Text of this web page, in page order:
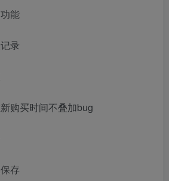
能
录
购买时间不叠加bug
存